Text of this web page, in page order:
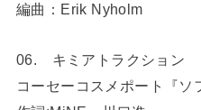
編曲：Erik Nyholm
06. キミアトラクション
コーセーコスメポート『ソ